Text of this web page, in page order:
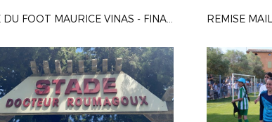
FETE DU FOOT MAURICE VINAS - FINALES GRD VAUCLUSE (4&5 JUIN 2022 - ORANGE)